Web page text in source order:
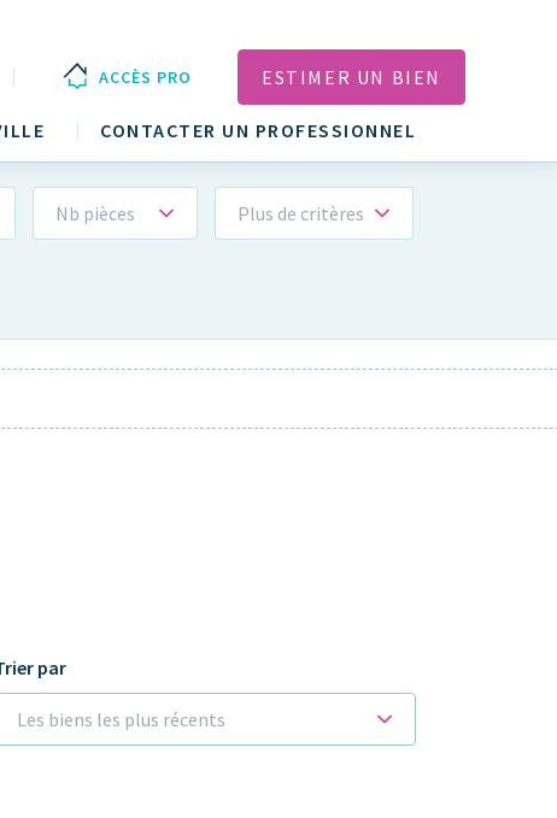
CONTACTER UN PROFESSIONNEL
ACCÈS PRO ESTIMER UN BIEN
Nb pièces Plus de critères
par
Les biens les plus récents